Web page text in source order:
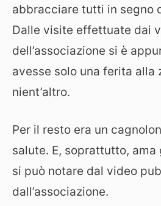
abbracciare tutti in segno
Dalle visite effettuate dai
dell’associazione si è
avesse solo una ferita alla
nient’altro.
Per il resto era un
salute. E, soprattutto,
si può notare dal video
dall’associazione.